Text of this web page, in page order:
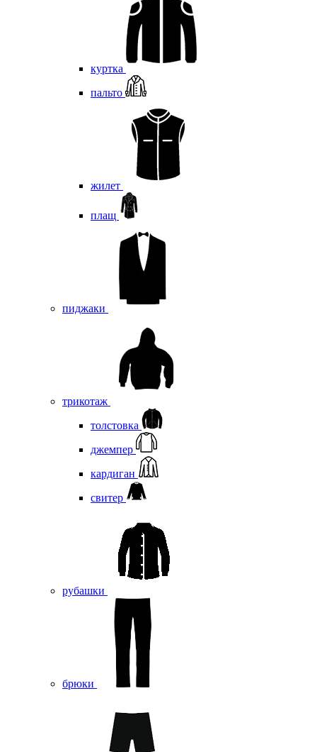
куртка
пальто
жилет
плащ
пиджаки
трикотаж
толстовка
джемпер
кардиган
свитер
рубашки
брюки